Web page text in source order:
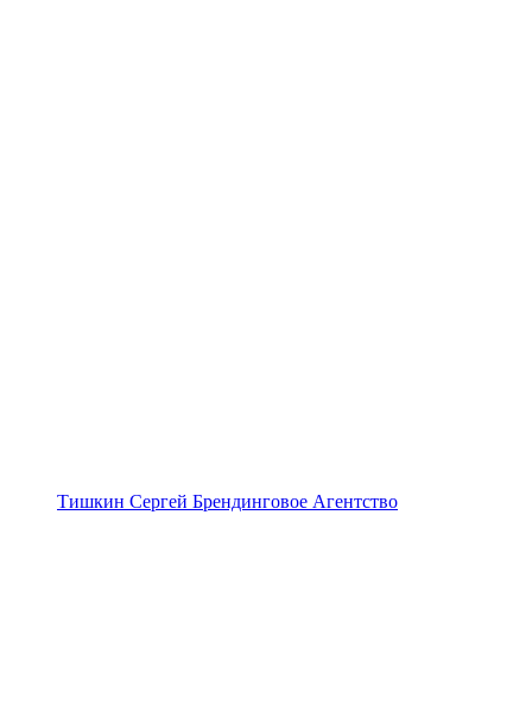
Тишкин Сергей Брендинговое Агентство